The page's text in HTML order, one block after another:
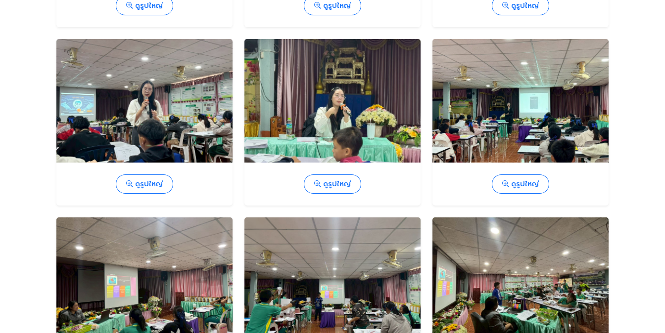
ดูรูปใหญ่ ดูรูปใหญ่ ดูรูปใหญ่
ดูรูปใหญ่ ดูรูปใหญ่ ดูรูปใหญ่